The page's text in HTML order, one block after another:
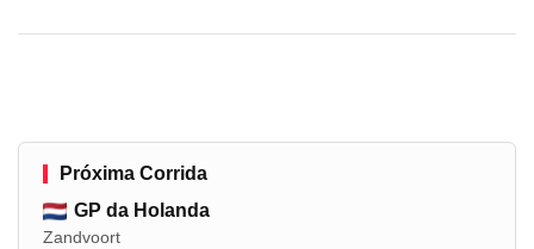
Próxima Corrida
GP da Holanda
Zandvoort